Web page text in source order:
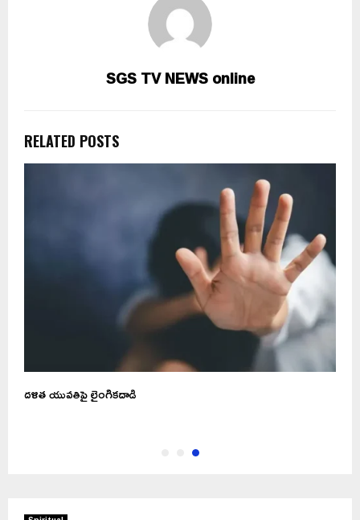
SGS TV NEWS online
RELATED POSTS
దళిత యువతిపై లైంగికదాడి